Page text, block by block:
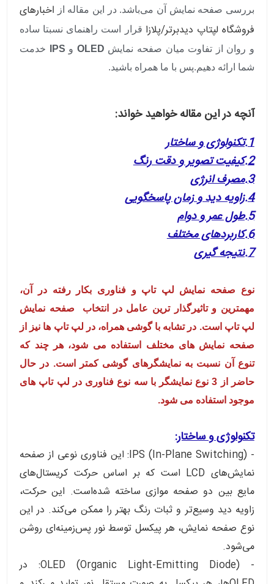
بررسی صفحه نمایش آن می‌باشد. در این مقاله از اخبارهای
فروشگاه لپتاپ دیدبرتر/پلازا قرار است راهنمای نسبتا ساده
و روان از تفاوت میان صفحه نمایش OLED و IPS
خدمت
شما ارائه دهیم.پس با ما همراه باشید.
آنچه در این مقاله خواهید خواند:
1.تکنولوژی و ساختار
2.کیفیت تصویر و دقت رنگ
3.مصرف انرژی
4.زاویه دید و زمان پاسخگویی
5.طول عمر و دوام
6.کاربردهای مختلف
7.نتیجه گیری
نوع صفحه نمایش لپ تاپ و فناوری بکار رفته در آن،
مهمترین و تاثیرگذار ترین عامل در انتخاب صفحه نمایش
لپ‌ تاپ است. در تشابه با گوشی همراه، در لپ تاپ ها نیز از
صفحه نمایش های مختلف استفاده می شود، هر چند که
تنوع آن نسبت به نمایشگرهای گوشی کمتر است. در حال
حاضر از 3 نوع نمایشگر با سه نوع فناوری در لپ تاپ های
موجود استفاده می شود.
تکنولوژی و ساختار:
- IPS (In-Plane Switching): این فناوری نوعی از صفحه
نمایش‌های LCD است که بر اساس حرکت کریستال‌های
مایع بین دو صفحه موازی ساخته شده‌است. این حرکت،
زاویه دید وسیع‌تر و ثبات رنگ بهتر را ممکن می‌کند. در این
نوع صفحه نمایش، هر پیکسل توسط نور پس‌زمینه‌ای روشن
می‌شود.
- OLED (Organic Light-Emitting Diode): در